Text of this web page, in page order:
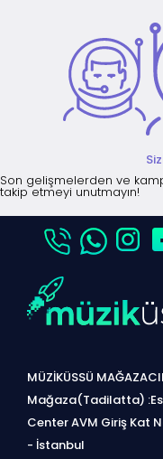
Son gelişmelerden ve
takip etmeyi unutmayın!
MÜZİKÜSSÜ
Mağaza(Tadilatta)
Center AVM Giriş Kat
- İstanbul